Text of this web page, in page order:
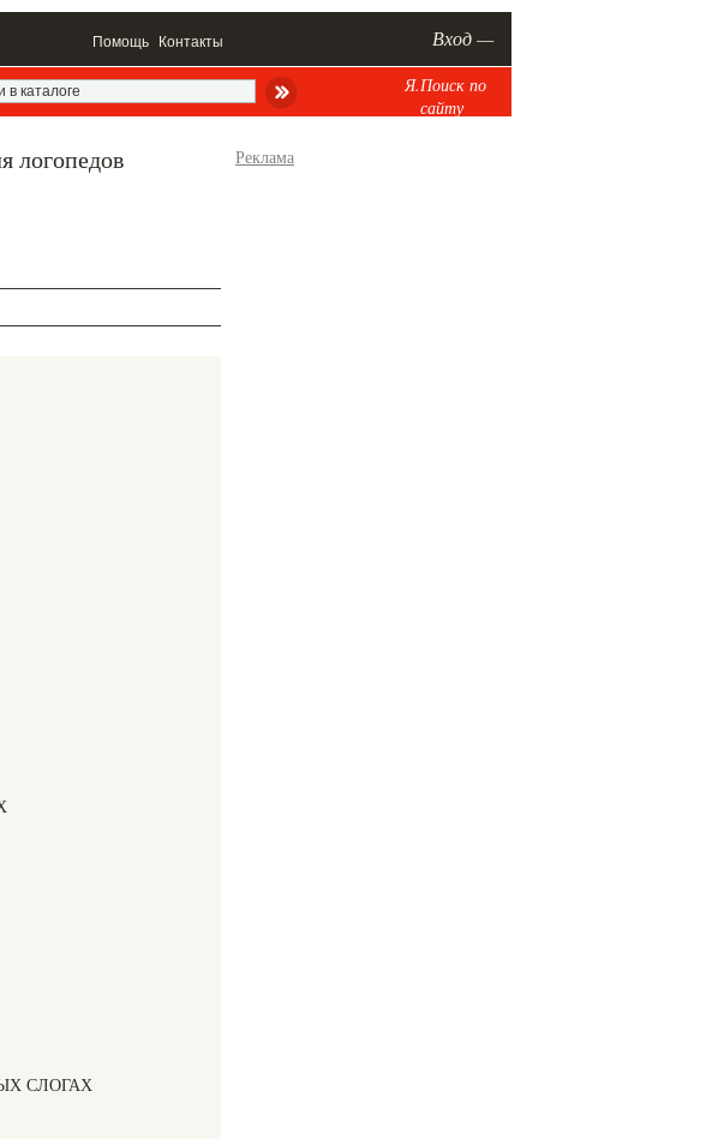
Помощь Контакты Вход —
Я.Поиск по
сайту
логопедов
СЛОГАХ
Реклама